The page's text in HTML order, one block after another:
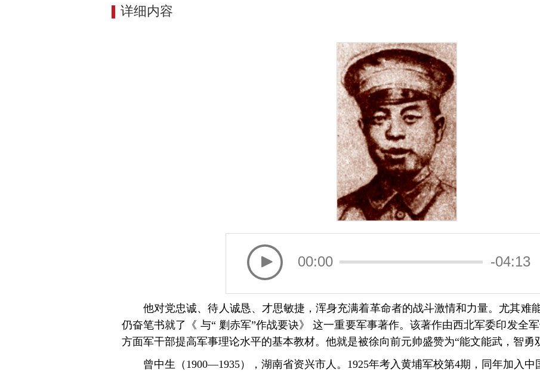
详细内容
00:00 -04:13
他对党忠诚、待人诚恳、才思敏捷，浑身充满着革命者的战斗激情和力量。尤其难
仍奋笔书就了《 与“ 剿赤军”作战要诀》 这一重要军事著作。该著作由西北军委印发全
方面军干部提高军事理论水平的基本教材。他就是被徐向前元帅盛赞为“能文能武，智勇
曾中生（1900—1935），湖南省资兴市人。1925年考入黄埔军校第4期，同年加入中